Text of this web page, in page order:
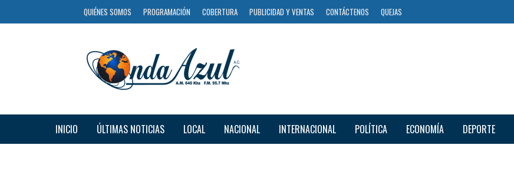
QUIÉNES SOMOS PROGRAMACIÓN COBERTURA PUBLICIDAD Y VENTAS CONTÁCTENOS QUEJAS
INICIO ÚLTIMAS NOTICIAS LOCAL NACIONAL INTERNACIONAL POLÍTICA ECONOMÍA DEPORTE